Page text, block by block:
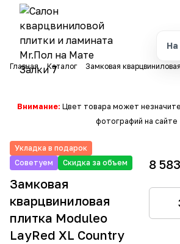
Главная Каталог Замковая
Внимание: Цвет товара может
фотографий на сайте
Укладка в подарок
Советуем
Скидка за объем
Замковая
кварцвиниловая
плитка Moduleo
LayRed XL Country
8
На